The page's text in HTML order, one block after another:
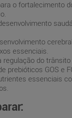
o fortalecimento
essenciais.
regulação do
prebióticos GOS e
essenciais